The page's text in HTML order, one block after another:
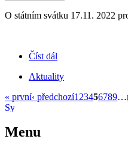
O státním svátku 17.11. 2022
Číst dál
Aktuality
« první‹ předchozí1 23456789…
Menu